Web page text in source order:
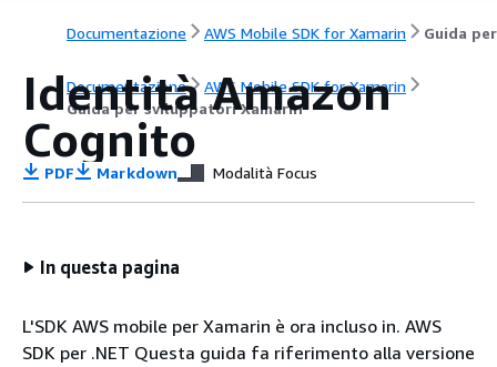
Documentazione AWS Mobile SDK for Xamarin
Documentazione
AWS Mobile SDK for Xamarin
Guida per sviluppatori Xamarin
Identità Amazon
Cognito
PDF Markdown Modalità Focus
In questa pagina
L'SDK AWS mobile per Xamarin è ora incluso in. AWS
SDK per .NET Questa guida fa riferimento alla versione